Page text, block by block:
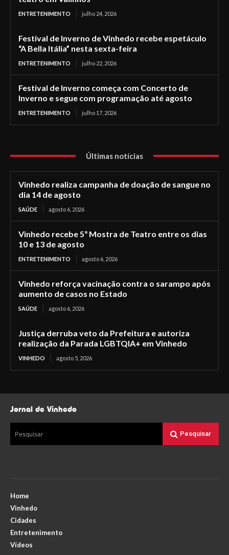
ENTRETENIMENTO julho 24, 2026
Festival de Inverno de Vinhedo recebe espetáculo
“A Bella Itália” nesta sexta-feira
ENTRETENIMENTO julho 22, 2026
Festival de Inverno começa com Concerto de
Inverno e segue com programação até agosto
ENTRETENIMENTO julho 17, 2026
Últimas notícias
Vinhedo realiza campanha de doação de sangue no
dia 14 de agosto
SAÚDE agosto 6, 2026
Vinhedo recebe 5ª Mostra de Teatro entre os dias
10 e 13 de agosto
ENTRETENIMENTO agosto 6, 2026
Vinhedo reforça vacinação contra o sarampo após
aumento de casos no Estado
SAÚDE agosto 6, 2026
Justiça derruba veto da Prefeitura e autoriza
realização da Parada LGBTQIA+ em Vinhedo
VINHEDO agosto 5, 2026
Jornal de Vinhedo
Pesquisar Pesquisar
Home
Vinhedo
Cidades
Entretenimento
Vídeos